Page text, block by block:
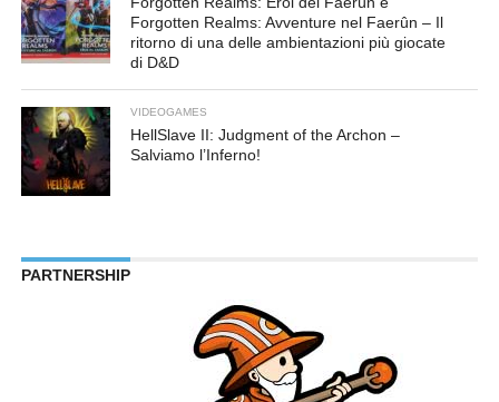
Forgotten Realms: Avventure nel Faerûn – Il
ritorno di una delle ambientazioni più giocate
di D&D
VIDEOGAMES
HellSlave II: Judgment of the Archon –
Salviamo l’Inferno!
PARTNERSHIP